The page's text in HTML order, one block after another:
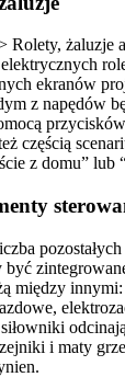
Rolety, żaluzje
ekranów
z napędów
częścią
z domu” lub
między
i maty